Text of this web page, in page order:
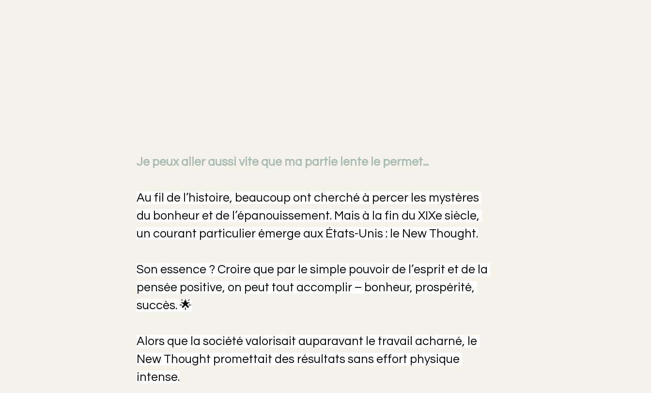
Je peux aller aussi vite que ma partie lente le permet...
Au fil de l’histoire, beaucoup ont cherché à percer les mystères
du bonheur et de l’épanouissement. Mais à la fin du XIXe siècle,
un courant particulier émerge aux États-Unis : le New Thought.
Son essence ? Croire que par le simple pouvoir de l’esprit et de la
pensée positive, on peut tout accomplir – bonheur, prospérité,
succès. 🌟
Alors que la société valorisait auparavant le travail acharné, le
New Thought promettait des résultats sans effort physique
intense.